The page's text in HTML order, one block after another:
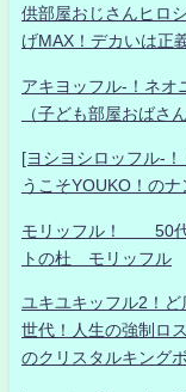
供部屋おじさんヒロ
げMAX！デカいは正
アキヨッフル-！ネオ
（子ども部屋おばさ
[ヨシヨシロッフル-
うこそYOUKO！の
モリッフル！ 50代
トの杜 モリッフル
ユキユキッフル2！
世代！人生の強制ロ
のクリスタルキング